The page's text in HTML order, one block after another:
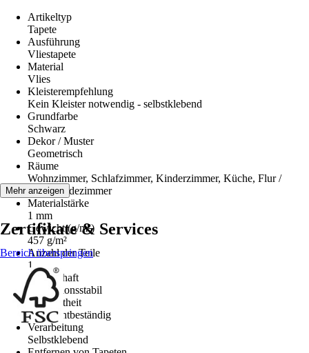
Artikeltyp
Tapete
Ausführung
Vliestapete
Material
Vlies
Kleisterempfehlung
Kein Kleister notwendig - selbstklebend
Grundfarbe
Schwarz
Dekor / Muster
Geometrisch
Räume
Wohnzimmer, Schlafzimmer, Kinderzimmer, Küche, Flur /
Diele, Badezimmer
Materialstärke
1 mm
Gewicht (g/m²)
457 g/m²
Anzahl der Teile
1
Eigenschaft
Dimensionsstabil
Farbechtheit
Gut Lichtbeständig
Verarbeitung
Selbstklebend
Mehr anzeigen
Zertifikate & Services
Bereich überspringen